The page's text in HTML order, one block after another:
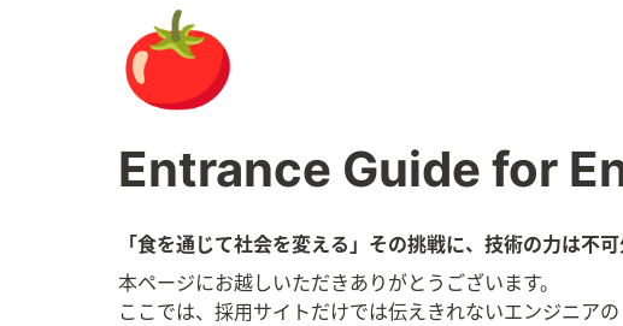
🍅
Entrance Guide for
「食を通じて社会を変える」その挑戦に、技術の力は不可
本ページにお越しいただきありがとうございます。
ここでは、採用サイトだけでは伝えきれないエンジニア